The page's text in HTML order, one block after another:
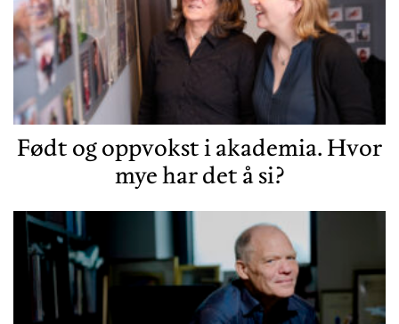
Født og oppvokst i akademia. Hvor
mye har det å si?